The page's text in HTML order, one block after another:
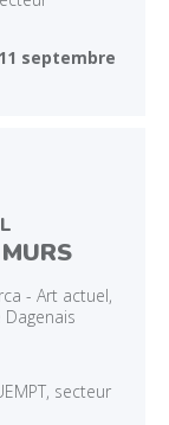
septembre
- Art actuel,
secteur